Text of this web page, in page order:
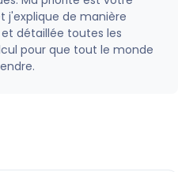
j'explique de manière
détaillée toutes les
pour que tout le monde